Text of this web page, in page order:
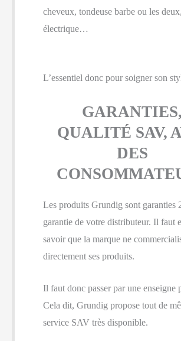
cheveux, tondeuse barbe ou les
électrique…
L’essentiel donc pour soigner son
GARANTIES,
QUALITÉ SAV,
DES
Les produits Grundig sont garanties
garantie de votre distributeur. Il faut
savoir que la marque ne
directement ses produits.
Il faut donc passer par une enseigne
Cela dit, Grundig propose tout de
service SAV très disponible.